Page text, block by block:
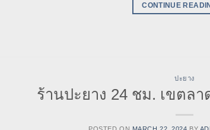
CONTINUE
ปะยาง
ร้านปะยาง 24 ชม. เขตล